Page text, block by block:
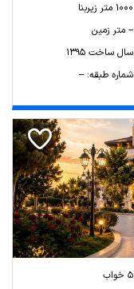
1000 متر زیربنا
-- متر زمین
سال ساخت 1395
شماره طبقه: --
5 خواب